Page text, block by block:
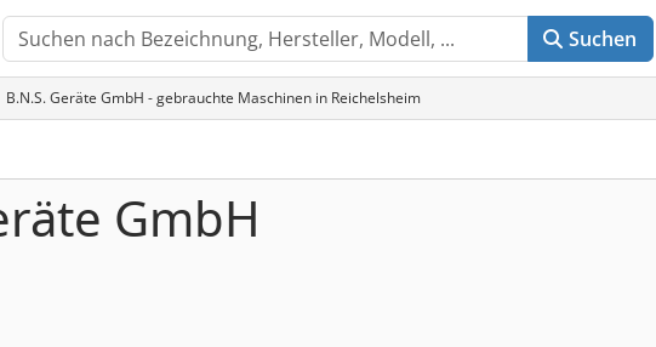
Suchen
B.N.S. Geräte GmbH - gebrauchte Maschinen in Reichelsheim
GmbH